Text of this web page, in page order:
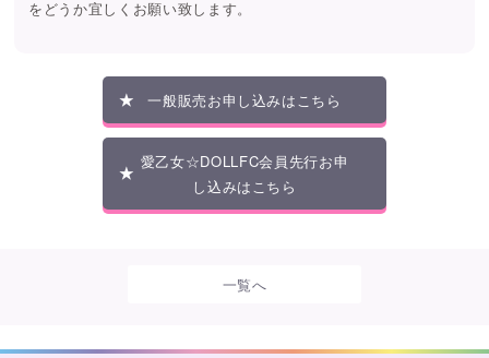
をどうか宜しくお願い致します。
一般販売お申し込みはこちら
愛乙女☆DOLLFC会員先行お申
し込みはこちら
一覧へ